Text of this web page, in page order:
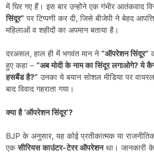
में घिर गए हैं। इस बार उन्होंने एक गंभीर आतंकवाद
सिंदूर” पर टिप्पणी कर दी, जिसे बीजेपी ने बेहद
महिलाओं व शहीदों का अपमान बताया है।
दरअसल, हाल ही में भगवंत मान ने “ऑपरेशन सिंदूर”
हुए कहा – “अब मोदी के नाम का सिंदूर लगाओगे?ये
हसबैंड है?” उनका ये बयान सोशल मीडिया पर
बाद विवाद गहराता गया।
क्या है ‘ऑपरेशन सिंदूर’?
BJP के अनुसार, यह कोई प्रतीकात्मक या
एकसीरियस काउंटर-टेरर ऑपरेशनथा। जानकारी